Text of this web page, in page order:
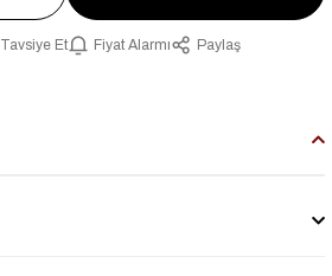
Tavsiye Et Fiyat Alarmı
Paylaş